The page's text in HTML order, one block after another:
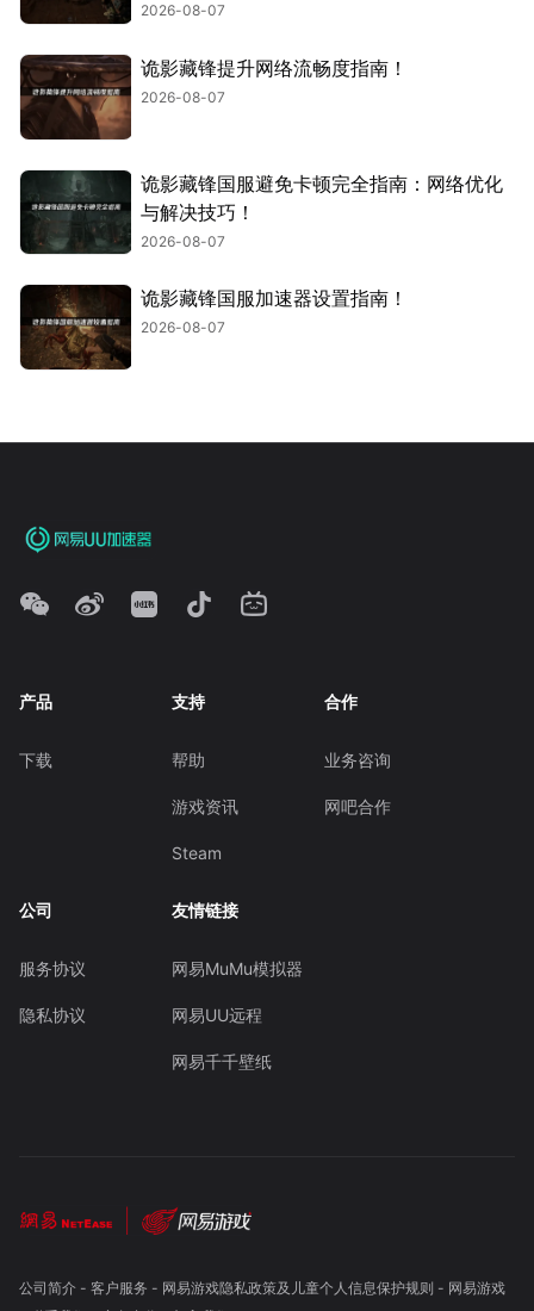
2026-08-07
诡影藏锋提升网络流畅度指南！
2026-08-07
诡影藏锋国服避免卡顿完全指南：网络优化
与解决技巧！
2026-08-07
诡影藏锋国服加速器设置指南！
2026-08-07
产品
下载
支持
帮助
游戏资讯
Steam
合作
业务咨询
网吧合作
公司
服务协议
隐私协议
友情链接
网易MuMu模拟器
网易UU远程
网易千千壁纸
公司简介- 客户服务 - 网易游戏隐私政策及儿童个人信息保护规则 - 网易游戏